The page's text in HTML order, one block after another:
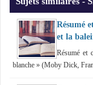
Résumé
et la
Résumé et
blanche » (Moby Dick,